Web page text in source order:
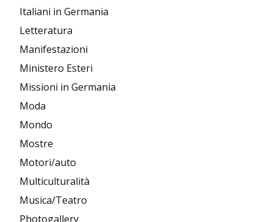
Italiani in Germania
Letteratura
Manifestazioni
Ministero Esteri
Missioni in Germania
Moda
Mondo
Mostre
Motori/auto
Multiculturalità
Musica/Teatro
Photogallery